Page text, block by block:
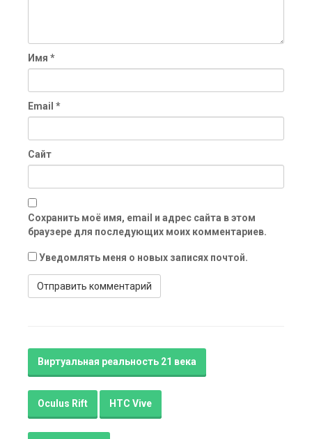
Имя *
Email *
Сайт
Сохранить моё имя, email и адрес сайта в этом
браузере для последующих моих комментариев.
Уведомлять меня о новых записях почтой.
Виртуальная реальность 21 века
Oculus Rift HTC Vive